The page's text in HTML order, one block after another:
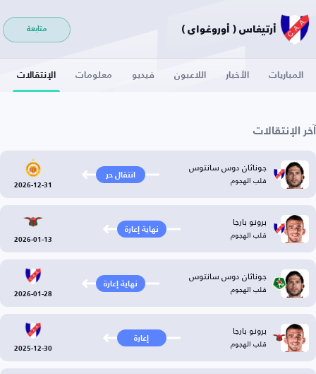
أرتيغاس ( أوروغواي ) متابعة
المباريات الأخبار اللاعبون فيديو معلومات الإنتقالات
آخر الإنتقالات
جوناثان دوس سانتوس
قلب الهجوم انتقال حر
2026-12-31
برونو بارجا
قلب الهجوم نهاية إعارة
2026-01-13
جوناثان دوس سانتوس
قلب الهجوم نهاية إعارة
2026-01-28
برونو بارجا
قلب الهجوم إعارة
2025-12-30